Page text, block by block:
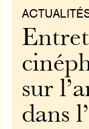
sur
dans